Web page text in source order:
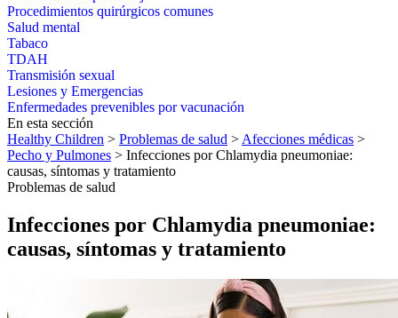
Procedimientos quirúrgicos comunes
Salud mental
Tabaco
TDAH
Transmisión sexual
Lesiones y Emergencias
Enfermedades prevenibles por vacunación
En esta sección
Healthy Children > Problemas de salud > Afecciones médicas >
Pecho y Pulmones > Infecciones por Chlamydia pneumoniae:
causas, síntomas y tratamiento
Problemas de salud
Infecciones por Chlamydia pneumoniae:
causas, síntomas y tratamiento